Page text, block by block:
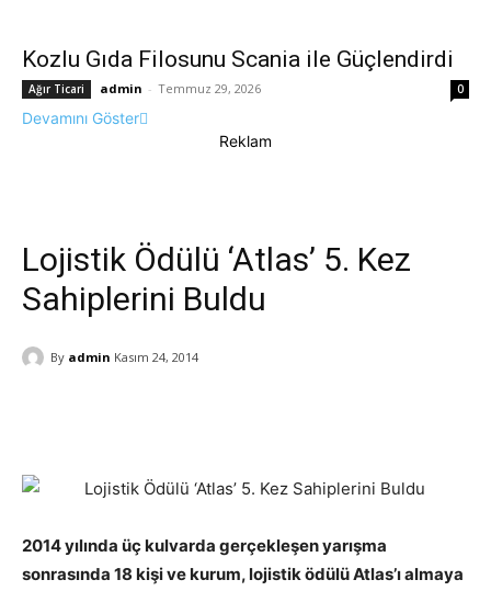
Kozlu Gıda Filosunu Scania ile Güçlendirdi
Ağır Ticari admin - Temmuz 29, 2026 0
Devamını Göster
Reklam
Lojistik Ödülü ‘Atlas’ 5. Kez
Sahiplerini Buldu
By admin Kasım 24, 2014
2014 yılında üç kulvarda gerçekleşen yarışma
sonrasında 18 kişi ve kurum, lojistik ödülü Atlas’ı almaya